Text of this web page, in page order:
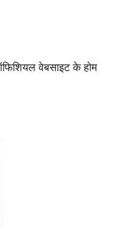
वेबसाइट के होम